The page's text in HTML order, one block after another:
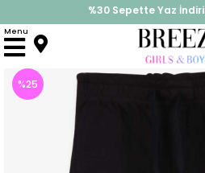
%30 Sepette Yaz
İndirimlere ek %10 İndirimi
Menu
Anasayfa Alt Giyim
%25